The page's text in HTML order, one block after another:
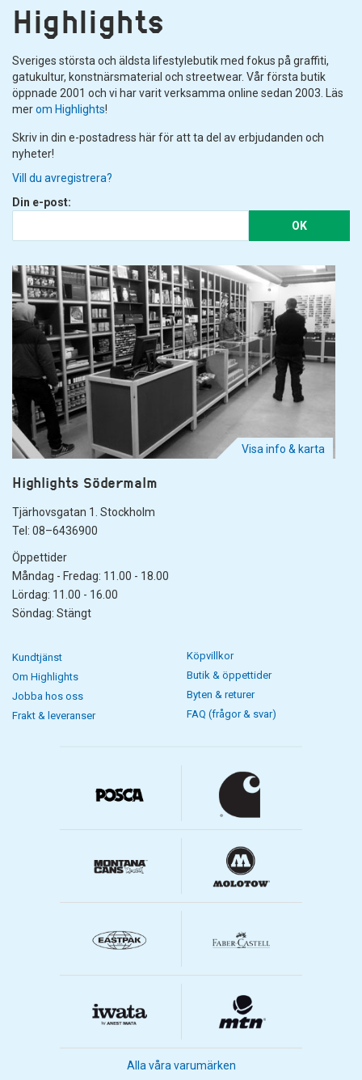
Highlights
Sveriges största och äldsta lifestylebutik med fokus på graffiti,
gatukultur, konstnärsmaterial och streetwear. Vår första butik
öppnade 2001 och vi har varit verksamma online sedan 2003. Läs
merom Highlights!
Skriv in din e-postadress här för att ta del av erbjudanden och
nyheter!
Vill du avregistrera?
Din e-post:
OK
Visa info & karta
Highlights Södermalm
Tjärhovsgatan 1. Stockholm
Tel: 08–6436900
Öppettider
Måndag - Fredag: 11.00 - 18.00
Lördag: 11.00 - 16.00
Söndag: Stängt
Kundtjänst
Om Highlights
Jobba hos oss
Frakt & leveranser
Köpvillkor
Butik & öppettider
Byten & returer
FAQ (frågor & svar)
Alla våra varumärken